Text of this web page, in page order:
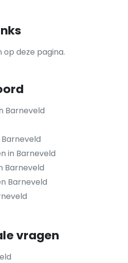
op deze pagina.
Barneveld
in Barneveld
Barneveld
Barneveld
vragen